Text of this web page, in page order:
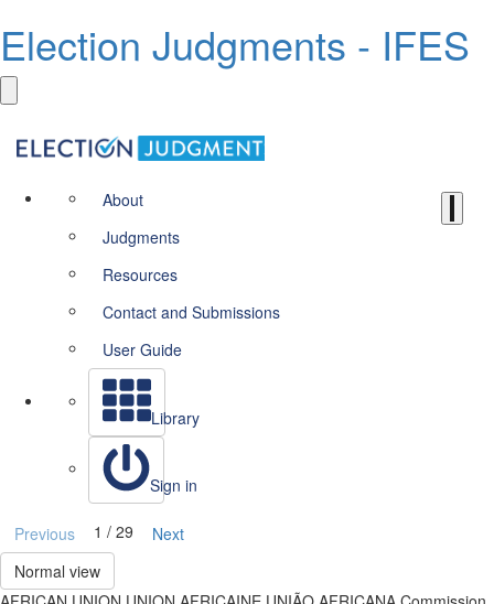
Election Judgments - IFES
About
Judgments
Resources
Contact and Submissions
User Guide
Library
Sign in
Previous 1 / 29
Next
Normal view